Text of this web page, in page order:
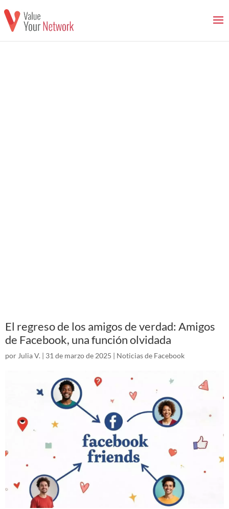
El regreso de los amigos de verdad: Amigos
de Facebook, una función olvidada
por Julia V. | 31 de marzo de 2025 | Noticias de Facebook